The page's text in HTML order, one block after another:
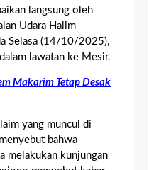
langsung oleh
Udara Halim
Selasa (14/10/2025),
lawatan ke Mesir.
Makarim Tetap Desak
yang muncul di
bahwa
melakukan kunjungan